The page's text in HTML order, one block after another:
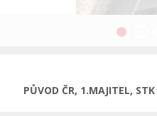
Předchozí
PŮVOD ČR, 1.MAJITEL,